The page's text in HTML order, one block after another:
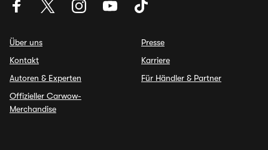
Über uns
Kontakt
Autoren & Experten
Offizieller Carwow-
Merchandise
Presse
Karriere
Für Händler & Partner